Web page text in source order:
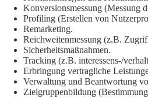
Konversionsmessung (Messung
Profiling (Erstellen von
Remarketing.
Reichweitenmessung (z.B.
Sicherheitsmaßnahmen.
Tracking (z.B. interessens-/
Erbringung vertragliche
Verwaltung und Beantwortung
Zielgruppenbildung